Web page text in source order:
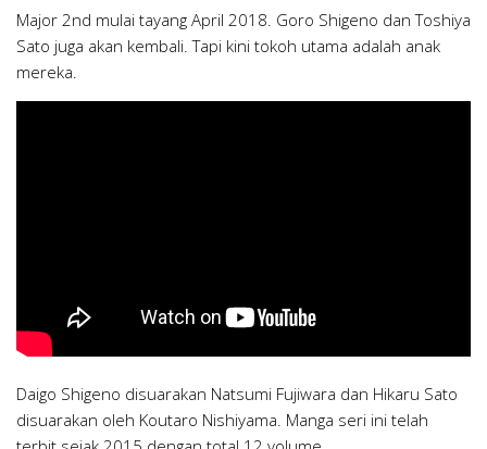
Major 2nd mulai tayang April 2018. Goro Shigeno dan Toshiya
Sato juga akan kembali. Tapi kini tokoh utama adalah anak
mereka.
Daigo Shigeno disuarakan Natsumi Fujiwara dan Hikaru Sato
disuarakan oleh Koutaro Nishiyama. Manga seri ini telah